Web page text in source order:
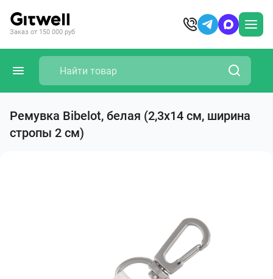
Заказ от 150 000 руб
Ремувка Bibelot, белая (2,3х14 см, ширина
стропы 2 см)